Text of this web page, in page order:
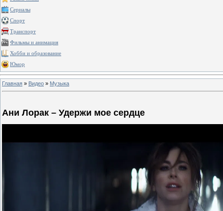
Сериалы
Спорт
Транспорт
Фильмы и анимация
Хобби и образование
Юмор
Главная » Видео » Музыка
Ани Лорак – Удержи мое сердце